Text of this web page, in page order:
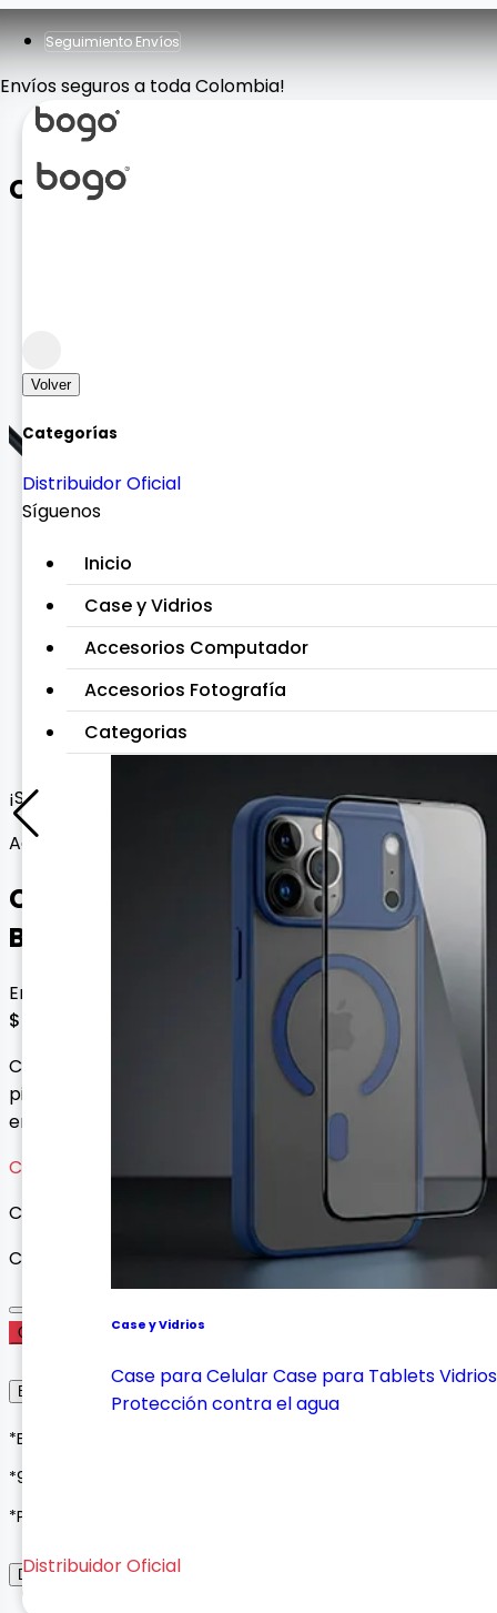
Seguimiento Envíos
Envíos seguros a toda Colombia!
Volver
Categorías
Distribuidor Oficial
Síguenos
Inicio
Case y Vidrios
Accesorios Computador
Accesorios Fotografía
Categorias
Case y Vidrios
Case para CelularCase para TabletsVidrios
Protección contra el agua
Distribuidor Oficial
Cargador Mi Band M5/M6
¡Solo 2 disponibles!
Accesorios para Smartwatch
Cargador USB para Xiaomi Mi
Band M5 y M6
Envío gratis con esta oferta
$ 12.000
Cargador magnético para Mi Band 5/6/7. Base con
pines, cable USB de 1 metro. Carga práctica y segura
en todo momento.
Cargando variantes...
Cargando variantes disponibles...
Cantidad
Comprar Ahora
Envío, Entrega y Garantía
*Envíos a todo Colombia*
*90 días de garantía*
*Pagos seguros con Wompi o contraentrega*
Descripción del Producto